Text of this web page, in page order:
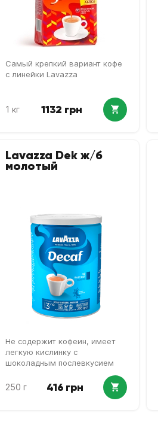
Самый крепкий вариант кофе
с линейки Lavazza
1 кг 1132 грн
Lavazza Dek ж/б
молотый
Не содержит кофеин, имеет
легкую кислинку с
шоколадным послевкусием
250 г 416 грн